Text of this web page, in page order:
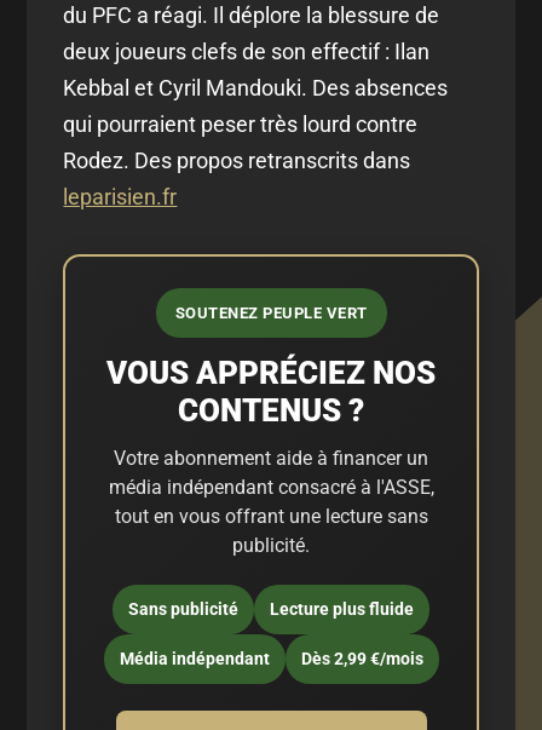
du PFC a réagi. Il déplore la blessure de
deux joueurs clefs de son effectif : Ilan
Kebbal et Cyril Mandouki. Des absences
qui pourraient peser très lourd contre
Rodez. Des propos retranscrits dans
leparisien.fr
SOUTENEZ PEUPLE VERT
VOUS APPRÉCIEZ NOS
CONTENUS ?
Votre abonnement aide à financer un
média indépendant consacré à l'ASSE,
tout en vous offrant une lecture sans
publicité.
Sans publicité Lecture plus fluide
Média indépendant Dès 2,99 €/mois